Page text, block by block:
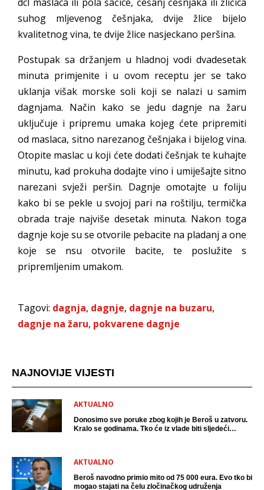
suhog mljevenog češnjaka, dvije žlice bijelo
kvalitetnog vina, te dvije žlice nasjeckano peršina.
Postupak sa držanjem u hladnoj vodi dvadesetak
minuta primjenite i u ovom receptu jer se tako
uklanja višak morske soli koji se nalazi u samim
dagnjama. Način kako se jedu dagnje na žaru
uključuje i pripremu umaka kojeg ćete pripremiti
od maslaca, sitno narezanog češnjaka i bijelog vina.
Otopite maslac u koji ćete dodati češnjak te kuhajte
minutu, kad prokuha dodajte vino i umiješajte sitno
narezani svježi peršin. Dagnje omotajte u foliju
kako bi se pekle u svojoj pari na roštilju, termička
obrada traje najviše desetak minuta. Nakon toga
dagnje koje su se otvorile pebacite na pladanj a one
koje se nsu otvorile bacite, te poslužite s
pripremljenim umakom.
Tagovi: dagnja, dagnje, dagnje na buzaru,
dagnje na žaru, pokvarene dagnje
NAJNOVIJE VIJESTI
AKTUALNO
Donosimo sve poruke zbog kojih je Beroš u zatvoru.
Kralo se godinama. Tko će iz vlade biti sljedeći
AKTUALNO
Beroš navodno primio mito od 75 000 eura. Evo tko bi
mogao stajati na čelu zločinačkog udruženja